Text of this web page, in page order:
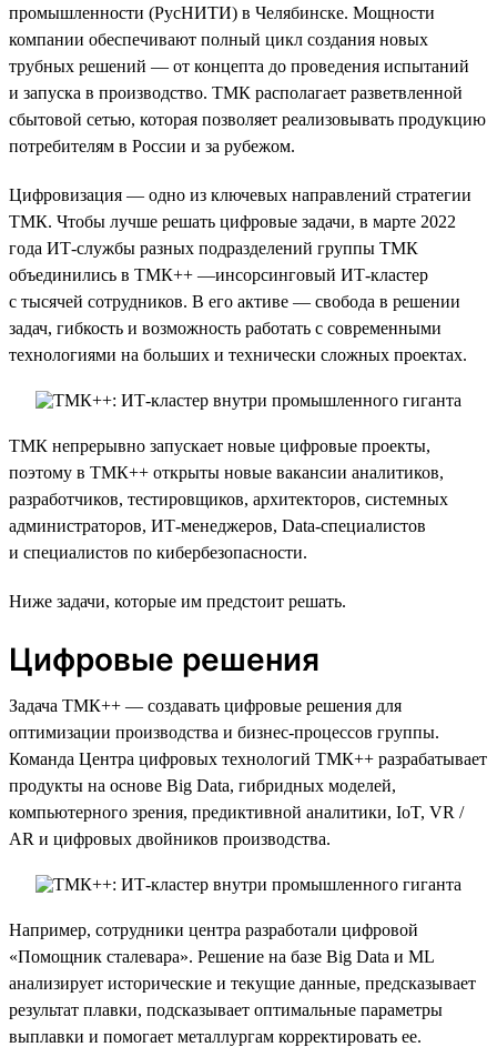
промышленности (РусНИТИ) в Челябинске. Мощности
компании обеспечивают полный цикл создания новых
трубных решений — от концепта до проведения испытаний
и запуска в производство. ТМК располагает разветвленной
сбытовой сетью, которая позволяет реализовывать продукцию
потребителям в России и за рубежом.
Цифровизация — одно из ключевых направлений стратегии
ТМК. Чтобы лучше решать цифровые задачи, в марте 2022
года ИТ-службы разных подразделений группы ТМК
объединились в ТМК++ —инсорсинговый ИТ-кластер
с тысячей сотрудников. В его активе — свобода в решении
задач, гибкость и возможность работать с современными
технологиями на больших и технически сложных проектах.
ТМК непрерывно запускает новые цифровые проекты,
поэтому в ТМК++ открыты новые вакансии аналитиков,
разработчиков, тестировщиков, архитекторов, системных
администраторов, ИТ-менеджеров, Data-специалистов
и специалистов по кибербезопасности.
Ниже задачи, которые им предстоит решать.
Цифровые решения
Задача ТМК++ — создавать цифровые решения для
оптимизации производства и бизнес-процессов группы.
Команда Центра цифровых технологий ТМК++ разрабатывает
продукты на основе Big Data, гибридных моделей,
компьютерного зрения, предиктивной аналитики, IoT, VR /
AR и цифровых двойников производства.
Например, сотрудники центра разработали цифровой
«Помощник сталевара». Решение на базе Big Data и ML
анализирует исторические и текущие данные, предсказывает
результат плавки, подсказывает оптимальные параметры
выплавки и помогает металлургам корректировать ее.